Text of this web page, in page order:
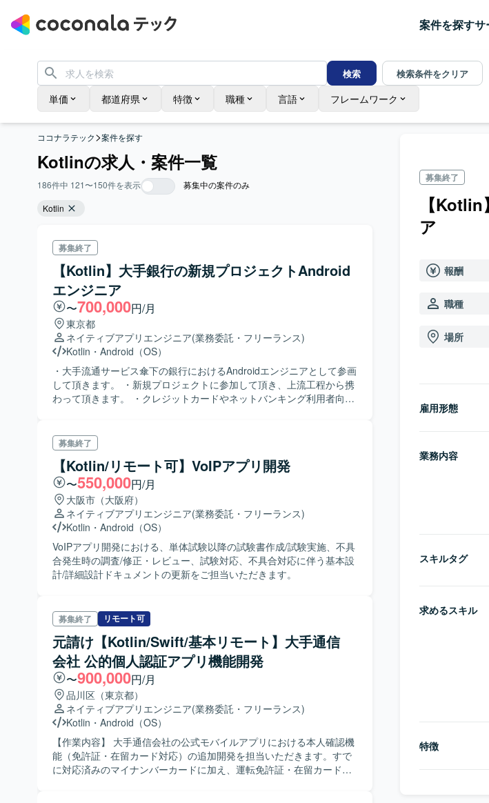
案件を探すサ
検索 検索条件をクリア
単価 都道府県 特徴 職種 言語 フレームワーク
ココナラテック>案件を探す
Kotlinの求人・案件一覧
186件中 121〜150件を表示
募集中の案件のみ
Kotlin
募集終了
【Kotlin】大手銀行の新規プロジェクトAndroid
エンジニア
〜700,000円/月
東京都
ネイティブアプリエンジニア(業務委託・フリーランス)
Kotlin ・ Android（OS）
・大手流通サービス傘下の銀行におけるAndroidエンジニアとして参画
して頂きます。 ・新規プロジェクトに参加して頂き、上流工程から携
わって頂きます。 ・クレジットカードやネットバンキング利用者向け
募集終了
【Kotlin/リモート可】VoIPアプリ開発
〜550,000円/月
大阪市（大阪府）
ネイティブアプリエンジニア(業務委託・フリーランス)
Kotlin ・ Android（OS）
VoIPアプリ開発における、単体試験以降の試験書作成/試験実施、不具
合発生時の調査/修正・レビュー、試験対応、不具合対応に伴う基本設
計/詳細設計ドキュメントの更新をご担当いただきます。
募集終了 リモート可
元請け【Kotlin/Swift/基本リモート】大手通信
会社 公的個人認証アプリ機能開発
〜900,000円/月
品川区（東京都）
ネイティブアプリエンジニア(業務委託・フリーランス)
Kotlin ・ Android（OS）
【作業内容】 大手通信会社の公式モバイルアプリにおける本人確認機
能（免許証・在留カード対応）の追加開発を担当いただきます。すで
に対応済みのマイナンバーカードに加え、運転免許証・在留カードな
募集終了
【
ア
報酬
職種
場所
雇用形態
業務内容
スキルタグ
求めるスキル
特徴